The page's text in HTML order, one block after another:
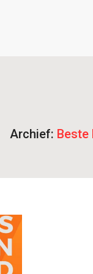
Archief: Beste